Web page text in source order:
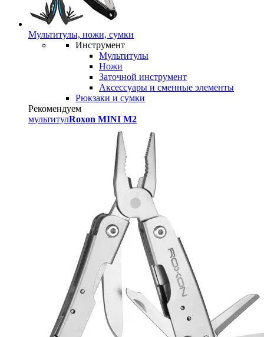
Мультитулы, ножи, сумки
Инструмент
Мультитулы
Ножи
Заточной инструмент
Аксессуары и сменные элементы
Рюкзаки и сумки
Рекомендуем
мультитулRoxon MINI M2